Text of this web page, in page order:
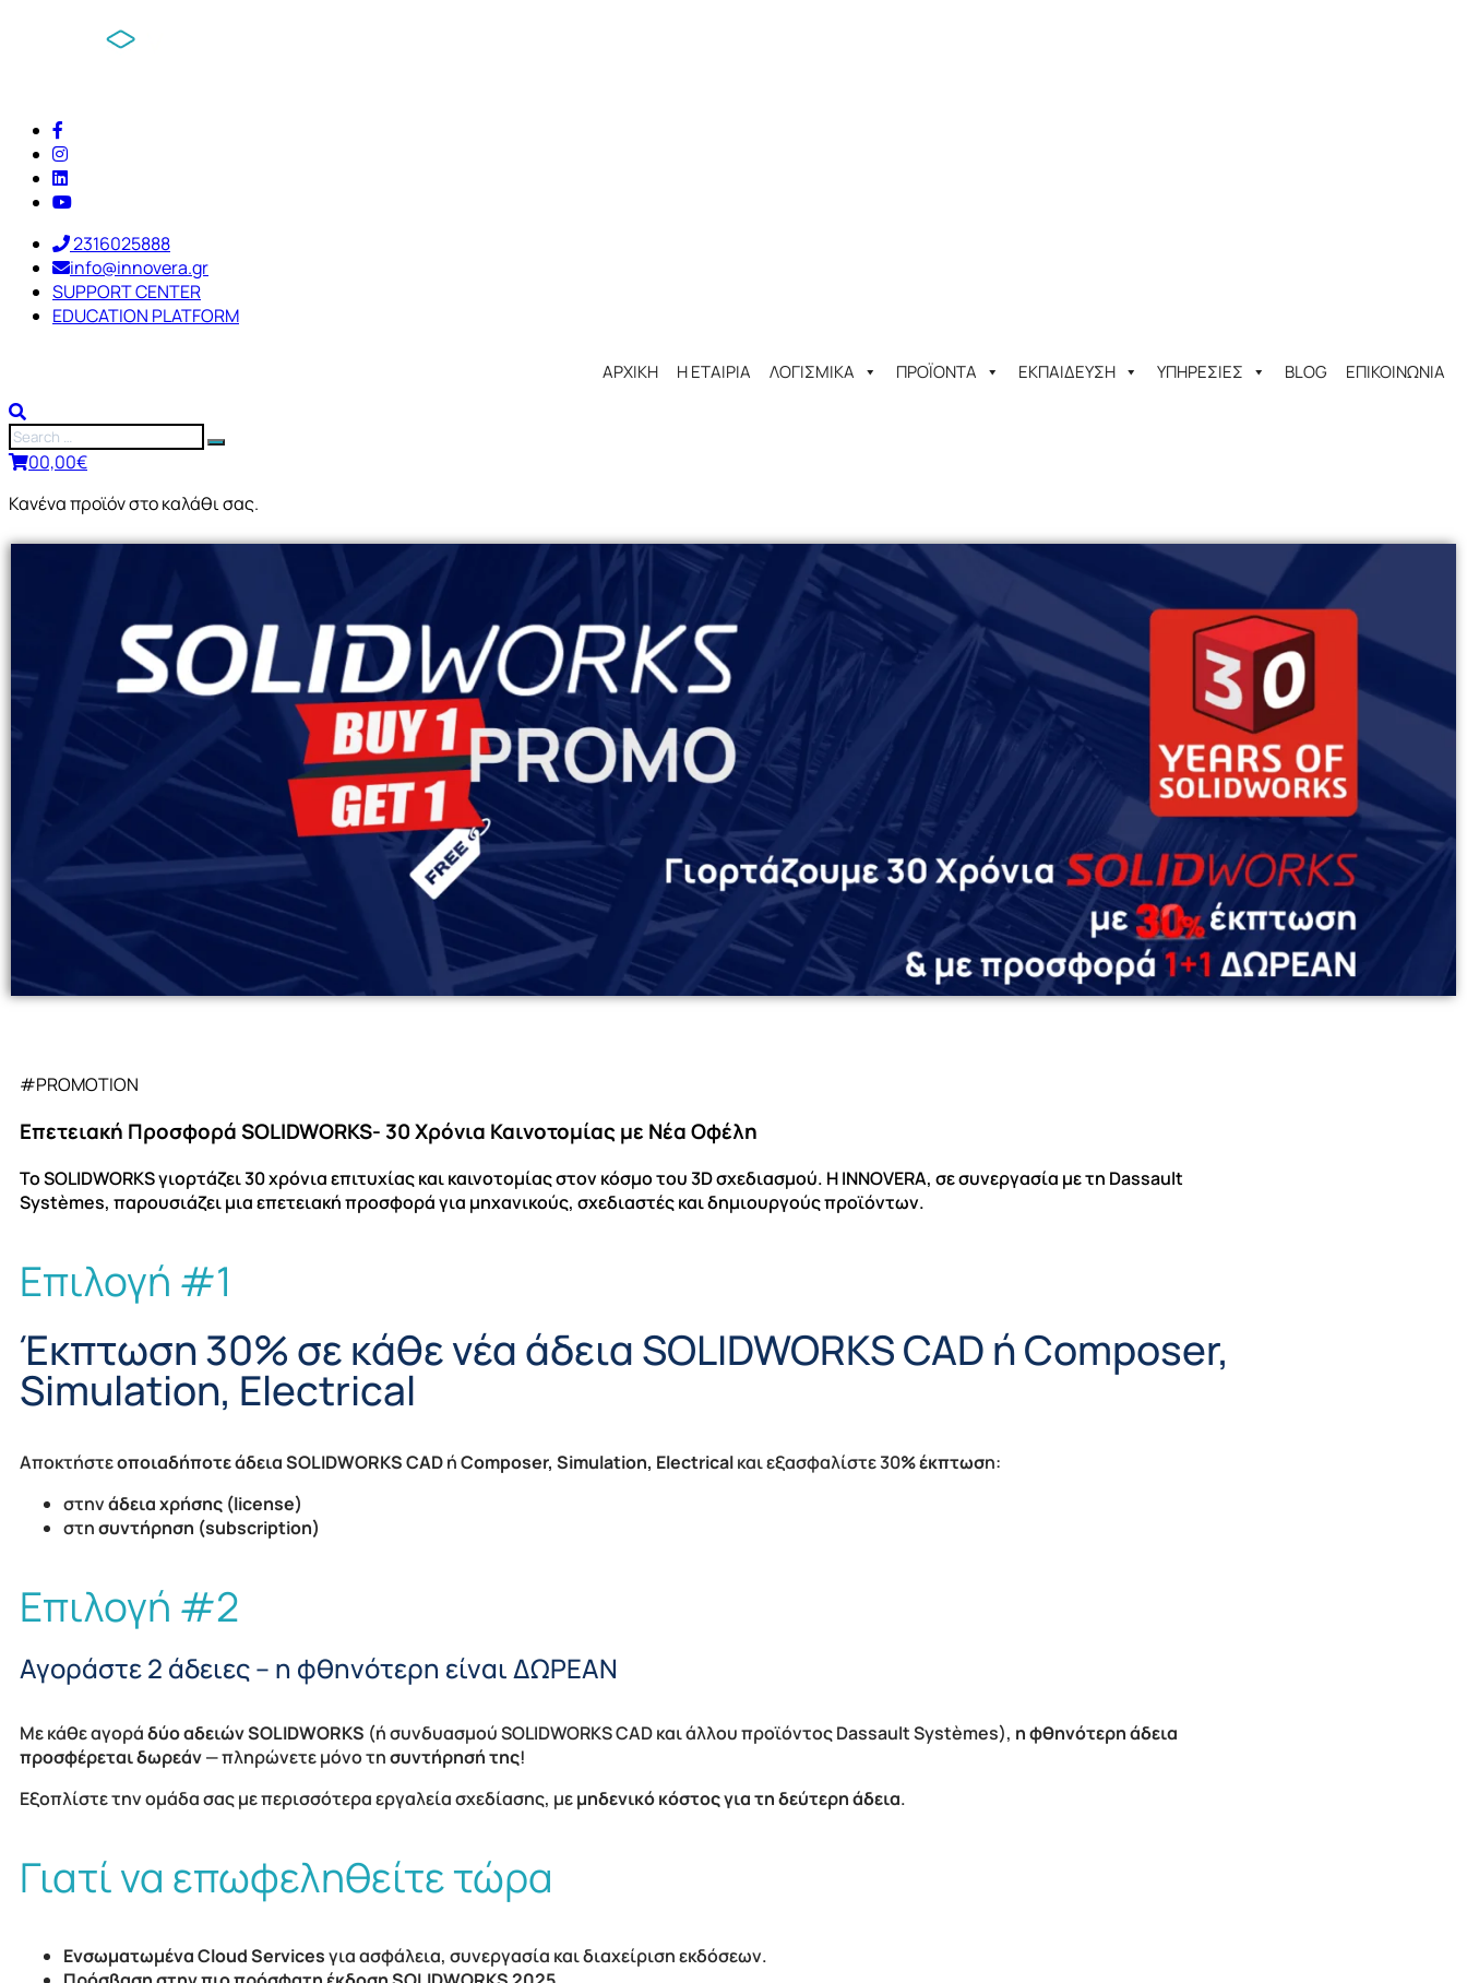
2316025888
info@innovera.gr
SUPPORT CENTER
EDUCATION PLATFORM
ΑΡΧΙΚΗ Η ΕΤΑΙΡΙΑ ΛΟΓΙΣΜΙΚΑ ΠΡΟΪΟΝΤΑ ΕΚΠΑΙΔΕΥΣΗ ΥΠΗΡΕΣΙΕΣ BLOG ΕΠΙΚΟΙΝΩΝΙΑ
00,00€
Κανένα προϊόν στο καλάθι σας.
#PROMOTION
Επετειακή Προσφορά SOLIDWORKS- 30 Χρόνια Καινοτομίας με Νέα Οφέλη
Το SOLIDWORKS γιορτάζει 30 χρόνια επιτυχίας και καινοτομίας στον κόσμο του 3D σχεδιασμού. Η INNOVERA, σε συνεργασία με τη Dassault
Systèmes, παρουσιάζει μια επετειακή προσφορά για μηχανικούς, σχεδιαστές και δημιουργούς προϊόντων.
Επιλογή #1
Έκπτωση 30% σε κάθε νέα άδεια SOLIDWORKS CAD ή Composer,
Simulation, Electrical
Αποκτήστεοποιαδήποτε άδεια SOLIDWORKS CADήComposer, Simulation, Electricalκαι εξασφαλίστε 30% έκπτωση:
στηνάδεια χρήσης (license)
στησυντήρηση (subscription)
Επιλογή #2
Αγοράστε 2 άδειες – η φθηνότερη είναι ΔΩΡΕΑΝ
Με κάθε αγοράδύο αδειών SOLIDWORKS (ή συνδυασμού SOLIDWORKS CAD και άλλου προϊόντος Dassault Systèmes), η φθηνότερη άδεια
προσφέρεται δωρεάν— πληρώνετε μόνο τησυντήρησή της!
Εξοπλίστε την ομάδα σας με περισσότερα εργαλεία σχεδίασης, μεμηδενικό κόστος για τη δεύτερη άδεια.
Γιατί να επωφεληθείτε τώρα
Ενσωματωμένα Cloud Servicesγια ασφάλεια, συνεργασία και διαχείριση εκδόσεων.